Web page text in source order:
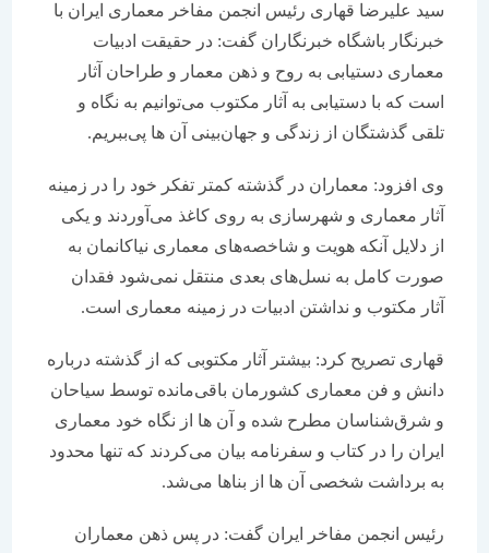
سید علیرضا قهاری رئیس انجمن مفاخر معماری ایران با
خبرنگار باشگاه خبرنگاران گفت: در حقیقت ادبیات
معماری دستیابی به روح و ذهن معمار و طراحان آثار
است كه با دستیابی به آثار مكتوب می‌توانیم به نگاه و
تلقی گذشتگان از زندگی و جهان‌بینی آن ها پی‌ببریم.
وی افزود: معماران در گذشته كمتر تفكر خود را در زمینه
آثار معماری و شهرسازی به روی كاغذ می‌آوردند و یكی
از دلایل آنكه هویت و شاخصه‌های معماری نیاكانمان به
صورت كامل به نسل‌های بعدی منتقل نمی‌شود فقدان
آثار مكتوب و نداشتن ادبیات در زمینه‌ معماری است.
قهاری تصریح كرد: بیشتر آثار مكتوبی كه از گذشته درباره
دانش و فن معماری كشورمان باقی‌مانده توسط سیاحان
و شرق‌شناسان مطرح شده و آن ها از نگاه خود معماری
ایران را در كتاب و سفرنامه بیان می‌كردند كه تنها محدود
به برداشت شخصی آن ها از بناها می‌شد.
رئیس انجمن مفاخر ایران گفت: در پس ذهن معماران